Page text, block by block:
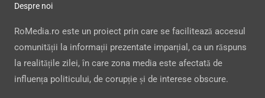
Despre noi
RoMedia.ro este un proiect prin care se facilitează accesul
comunității la informații prezentate imparțial, ca un răspuns
la realitățile zilei, în care zona media este afectată de
influența politicului, de corupție și de interese obscure.